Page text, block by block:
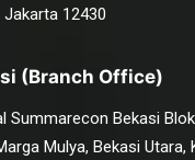
12430
(Branch Office)
Summarecon Bekasi
Mulya, Bekasi Utara,